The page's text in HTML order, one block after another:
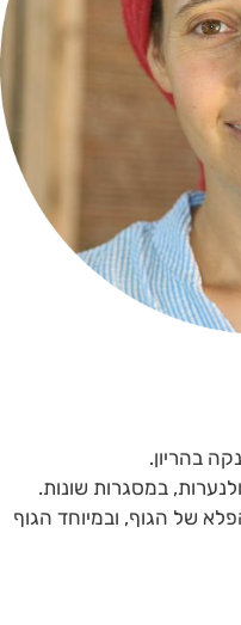
בהריון.
במסגרות שונות.
של הגוף, ובמיוחד הגוף